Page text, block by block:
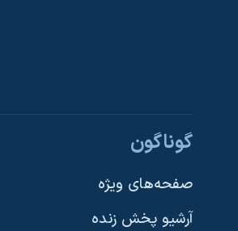
دنبال کنید
گوناگون
صفحه‌های ویژه
آرشیو پخش زنده